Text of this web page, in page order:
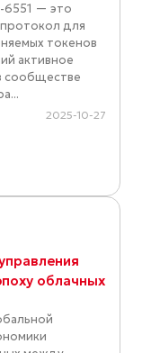
6551 — это
для
токенов
активное
сообществе
2025-10-27
облачных